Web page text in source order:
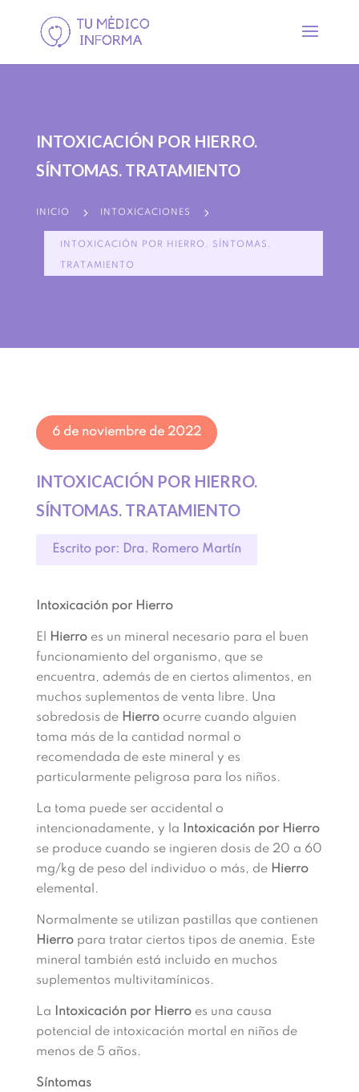
INTOXICACIÓN POR HIERRO.
SÍNTOMAS. TRATAMIENTO
INICIO 5 INTOXICACIONES 5
INTOXICACIÓN POR HIERRO. SÍNTOMAS.
TRATAMIENTO
6 de noviembre de 2022
INTOXICACIÓN POR HIERRO.
SÍNTOMAS. TRATAMIENTO
Escrito por: Dra. Romero Martín
Intoxicación por Hierro
El Hierroes un mineral necesario para el buen
funcionamiento del organismo, que se
encuentra, además de en ciertos alimentos, en
muchos suplementos de venta libre. Una
sobredosis deHierroocurre cuando alguien
toma más de la cantidad normal o
recomendada de este mineral y es
particularmente peligrosa para los niños.
La toma puede ser accidental o
intencionadamente, y la Intoxicación por Hierro
se produce cuando se ingieren dosis de 20 a 60
mg/kg de peso del individuo o más, de Hierro
elemental.
Normalmente se utilizan pastillas que contienen
Hierropara tratar ciertos tipos de anemia. Este
mineral también está incluido en muchos
suplementos multivitamínicos.
La Intoxicación por Hierroes una causa
potencial de intoxicación mortal en niños de
menos de 5 años.
Síntomas